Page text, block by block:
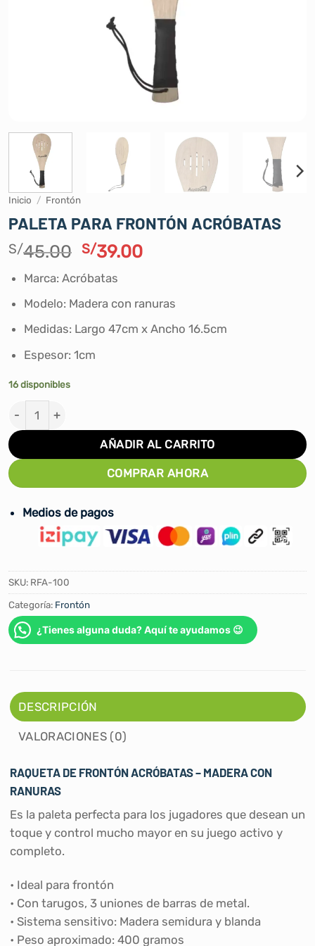
Inicio / Frontón
PALETA PARA FRONTÓN ACRÓBATAS
S/45.00 El
precio
original
era:
S/45.00.
S/39.00El
es:
S/39.00.
Marca: Acróbatas
Modelo: Madera con ranuras
Medidas: Largo 47cm x Ancho 16.5cm
Espesor: 1cm
16 disponibles
PALETA PARA FRONTÓN ACRÓBATAS cantidad
AÑADIR AL CARRITO
COMPRAR AHORA
Medios de pagos
SKU: RFA-100
Categoría: Frontón
¿Tienes alguna duda? Aquí te ayudamos 😉
DESCRIPCIÓN
VALORACIONES (0)
RAQUETA DE FRONTÓN ACRÓBATAS – MADERA CON
RANURAS
Es la paleta perfecta para los jugadores que desean un
toque y control mucho mayor en su juego activo y
completo.
• Ideal para frontón
• Con tarugos, 3 uniones de barras de metal.
• Sistema sensitivo: Madera semidura y blanda
• Peso aproximado: 400 gramos